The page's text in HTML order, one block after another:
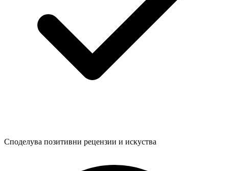
Споделува позитивни рецензии и искуства